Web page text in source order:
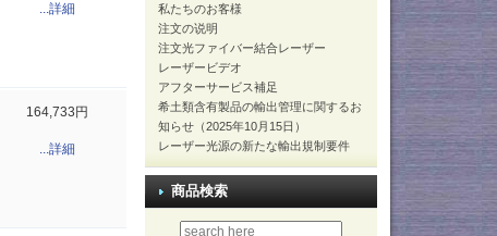
...詳細
164,733円
...詳細
私たちのお客様
注文の说明
注文光ファイバー結合レーザー
レーザービデオ
アフターサービス補足
希土類含有製品の輸出管理に関するお
知らせ（2025年10月15日）
レーザー光源の新たな輸出規制要件
商品検索